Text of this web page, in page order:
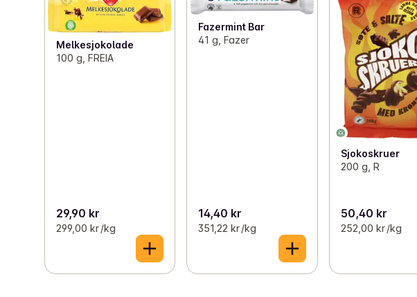
Melkesjokolade
100 g, FREIA
29,90 kr
299,00 kr /kg
Fazermint Bar
41 g, Fazer
14,40 kr
351,22 kr /kg
Sjokoskruer
200 g, R
50,40 kr
252,00 kr /kg